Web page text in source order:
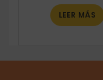
LEER MÁS